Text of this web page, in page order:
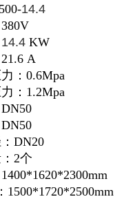
14.4
14.4 KW
A
：0.6Mpa
：1.2Mpa
DN20
2个
1500*1720*2500mm